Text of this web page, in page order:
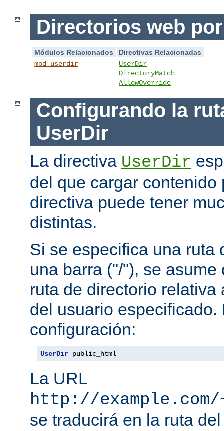
Directorios web
Módulos Relacionados
Directivas Relacionadas
mod_userdir
UserDir
DirectoryMatch
AllowOverride
Configurando la
UserDir
La directiva UserDir
del que cargar contenido
directiva puede tener
distintas.
Si se especifica una ruta
una barra ("/"), se
ruta de directorio relativa
del usuario especificado.
configuración:
UserDir public_html
La URL
http://
se traducirá en la ruta